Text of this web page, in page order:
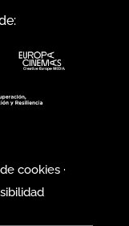
cookies ·